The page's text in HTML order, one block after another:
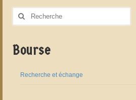
Rechercher
Bourse
Recherche et échange